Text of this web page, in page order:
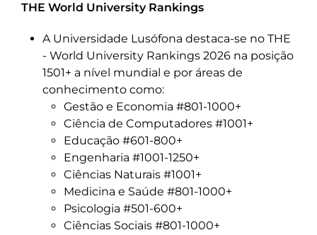
THE World University Rankings
A Universidade Lusófona destaca-se no THE
- World University Rankings 2026 na posição
1501+ a nível mundial e por áreas de
conhecimento como:
Gestão e Economia #801-1000+
Ciência de Computadores #1001+
Educação #601-800+
Engenharia #1001-1250+
Ciências Naturais #1001+
Medicina e Saúde #801-1000+
Psicologia #501-600+
Ciências Sociais #801-1000+